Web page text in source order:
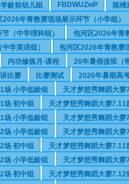
龄前幼儿组
FBDWUZwP 陈维
2026年青教赛现场展示环节（小学组）
（中学理科组）
包河区2026年青
学英语组）
包河区2026年青教赛
内功修炼月-课程 26年暑假值班（
比赛
比赛测试 2026年暑期高
场 小学低龄组
天才梦想秀舞蹈大
场 初中组
天才梦想秀舞蹈大赛
场 小学低龄组
天才梦想秀舞蹈大
场 小学低龄组
天才梦想秀舞蹈大
场 初中组
天才梦想秀舞蹈大赛
场 小学低龄组
天才梦想秀舞蹈大
场 初中组
天才梦想秀舞蹈大赛